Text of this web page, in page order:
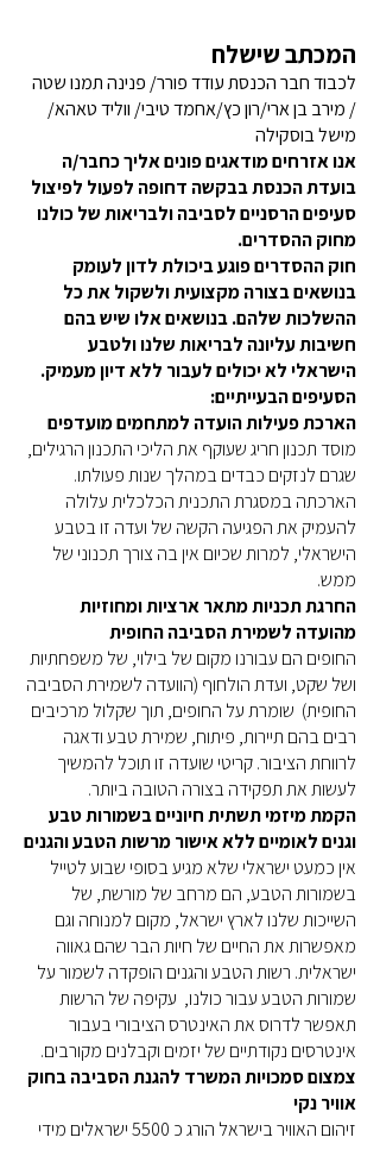
המכתב שישלח
לכבוד חבר הכנסת עודד פורר/ פנינה תמנו שטה
/ מירב בן ארי/רון כץ/אחמד טיבי/ ווליד טאהא/
מישל בוסקילה
אנו אזרחים מודאגים פונים אליך כחבר/ה
בועדת הכנסת בבקשה דחופה לפעול לפיצול
סעיפים הרסניים לסביבה ולבריאות של כולנו
מחוק ההסדרים.
חוק ההסדרים פוגע ביכולת לדון לעומק
בנושאים בצורה מקצועית ולשקול את כל
ההשלכות שלהם. בנושאים אלו שיש בהם
חשיבות עליונה לבריאות שלנו ולטבע
הישראלי לא יכולים לעבור ללא דיון מעמיק.
הסעיפים הבעייתיים:
הארכת פעילות הועדה למתחמים מועדפים
מוסד תכנון חריג שעוקף את הליכי התכנון הרגילים,
שגרם לנזקים כבדים במהלך שנות פעולתו.
הארכתה במסגרת התכנית הכלכלית עלולה
להעמיק את הפגיעה הקשה של ועדה זו בטבע
הישראלי, למרות שכיום אין בה צורך תכנוני של
ממש.
החרגת תכניות מתאר ארציות ומחוזיות
מהועדה לשמירת הסביבה החופית
החופים הם עבורנו מקום של בילוי, של משפחתיות
ושל שקט, ועדת הולחוף (הוועדה לשמירת הסביבה
החופית) שומרת על החופים, תוך שקלול מרכיבים
רבים בהם תיירות, פיתוח, שמירת טבע ודאגה
לרווחת הציבור. קריטי שועדה זו תוכל להמשיך
לעשות את תפקידה בצורה הטובה ביותר.
הקמת מיזמי תשתית חיוניים בשמורות טבע
וגנים לאומיים ללא אישור מרשות הטבע והגנים
אין כמעט ישראלי שלא מגיע בסופי שבוע לטייל
בשמורות הטבע, הם מרחב של מורשת, של
השייכות שלנו לארץ ישראל, מקום למנוחה וגם
מאפשרות את החיים של חיות הבר שהם גאווה
ישראלית. רשות הטבע והגנים הופקדה לשמור על
שמורות הטבע עבור כולנו, עקיפה של הרשות
תאפשר לדרוס את האינטרס הציבורי בעבור
אינטרסים נקודתיים של יזמים וקבלנים מקורבים.
צמצום סמכויות המשרד להגנת הסביבה בחוק
אוויר נקי
זיהום האוויר בישראל הורג כ 5500 ישראלים מידי